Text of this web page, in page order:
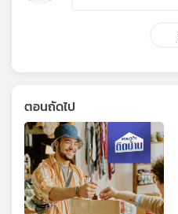
ตอนถัดไป